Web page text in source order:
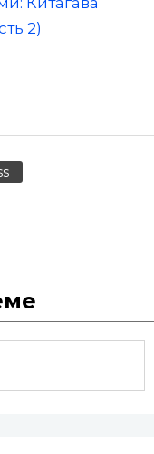
2)